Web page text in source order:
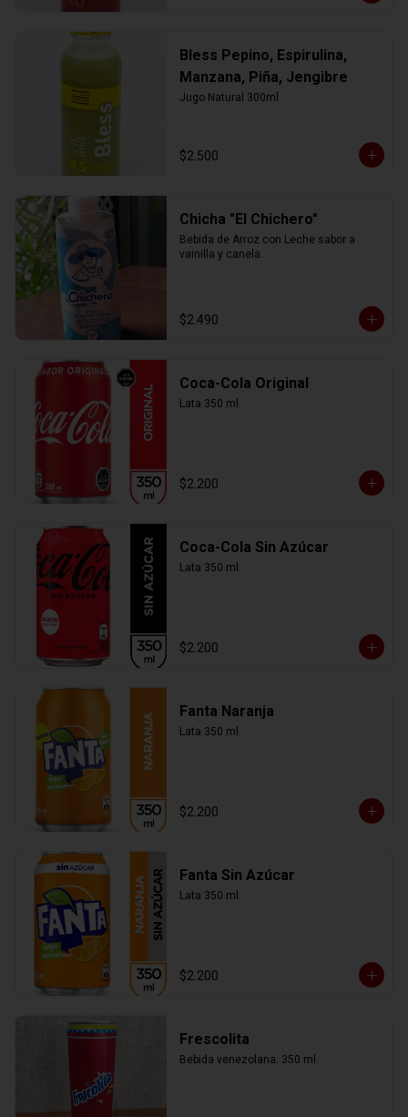
Bless Pepino, Espirulina,
Manzana, Piña, Jengibre
Jugo Natural 300ml
$2.500
Chicha "El Chichero"
Bebida de Arroz con Leche sabor a
vainilla y canela.
$2.490
Coca-Cola Original
Lata 350 ml.
$2.200
Coca-Cola Sin Azúcar
Lata 350 ml.
$2.200
Fanta Naranja
Lata 350 ml.
$2.200
Fanta Sin Azúcar
Lata 350 ml.
$2.200
Frescolita
Bebida venezolana. 350 ml.